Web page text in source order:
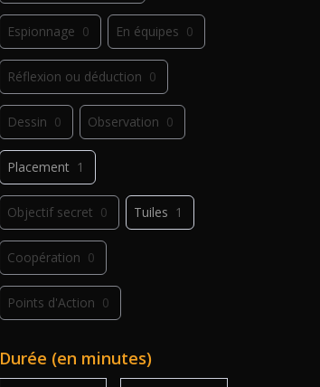
Espionnage 0 En équipes 0
Réflexion ou déduction 0
Dessin 0 Observation 0
Placement 1
Objectif secret 0 Tuiles 1
Coopération 0
Points d'Action 0
Déplacement 0
Durée (en minutes)